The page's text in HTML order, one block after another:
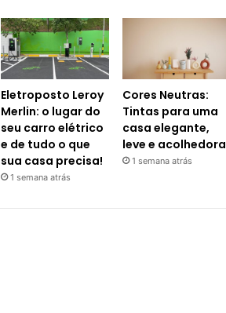
Eletroposto Leroy
Merlin: o lugar do
seu carro elétrico
e de tudo o que
sua casa precisa!
1 semana atrás
Cores Neutras:
Tintas para uma
casa elegante,
leve e acolhedora
1 semana atrás